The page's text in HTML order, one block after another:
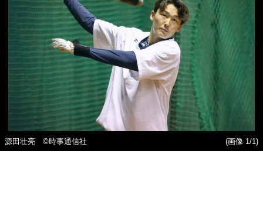
源田壮亮 ©時事通信社 (画像 1/1)